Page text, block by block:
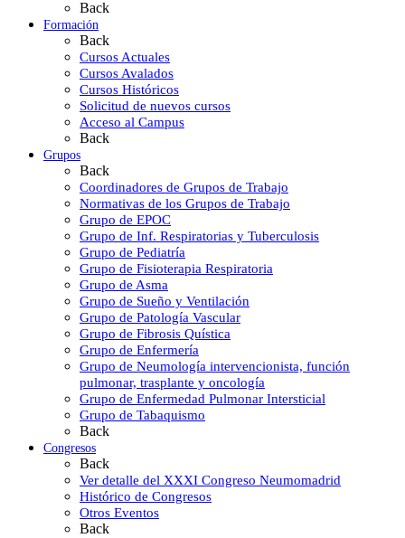
Back
Formación
Back
Cursos Actuales
Cursos Avalados
Cursos Históricos
Solicitud de nuevos cursos
Acceso al Campus
Back
Grupos
Back
Coordinadores de Grupos de Trabajo
Normativas de los Grupos de Trabajo
Grupo de EPOC
Grupo de Inf. Respiratorias y Tuberculosis
Grupo de Pediatría
Grupo de Fisioterapia Respiratoria
Grupo de Asma
Grupo de Sueño y Ventilación
Grupo de Patología Vascular
Grupo de Fibrosis Quística
Grupo de Enfermería
Grupo de Neumología intervencionista, función
pulmonar, trasplante y oncología
Grupo de Enfermedad Pulmonar Intersticial
Grupo de Tabaquismo
Back
Congresos
Back
Ver detalle del XXXI Congreso Neumomadrid
Histórico de Congresos
Otros Eventos
Back